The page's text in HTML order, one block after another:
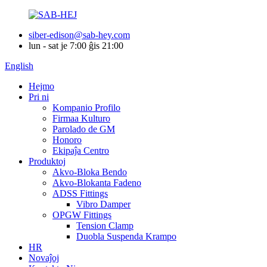
siber-edison@sab-hey.com
lun - sat je 7:00 ĝis 21:00
English
Hejmo
Pri ni
Kompanio Profilo
Firmaa Kulturo
Parolado de GM
Honoro
Ekipaĵa Centro
Produktoj
Akvo-Bloka Bendo
Akvo-Blokanta Fadeno
ADSS Fittings
Vibro Damper
OPGW Fittings
Tension Clamp
Duobla Suspenda Krampo
HR
Novaĵoj